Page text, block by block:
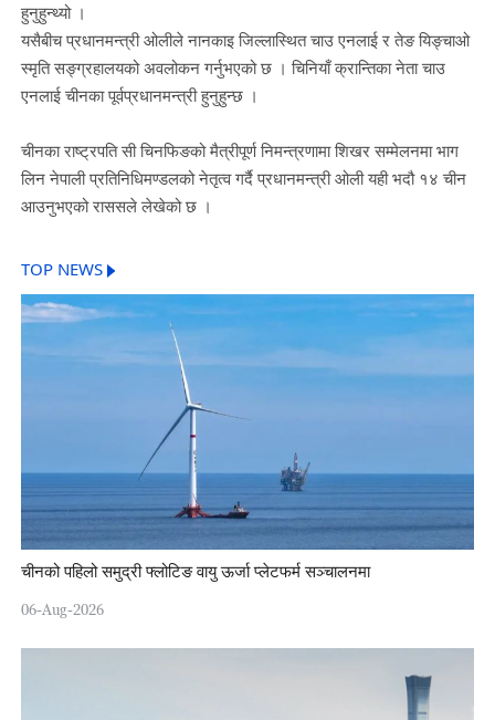
हुनुहुन्थ्यो ।
यसैबीच प्रधानमन्त्री ओलीले नानकाइ जिल्लास्थित चाउ एनलाई र तेङ यिङ्चाओ
स्मृति सङ्ग्रहालयको अवलोकन गर्नुभएको छ । चिनियाँ क्रान्तिका नेता चाउ
एनलाई चीनका पूर्वप्रधानमन्त्री हुनुहुन्छ ।
चीनका राष्ट्रपति सी चिनफिङको मैत्रीपूर्ण निमन्त्रणामा शिखर सम्मेलनमा भाग
लिन नेपाली प्रतिनिधिमण्डलको नेतृत्व गर्दै प्रधानमन्त्री ओली यही भदौ १४ चीन
आउनुभएको राससले लेखेको छ ।
TOP NEWS
चीनको पहिलो समुद्री फ्लोटिङ वायु ऊर्जा प्लेटफर्म सञ्चालनमा
06-Aug-2026